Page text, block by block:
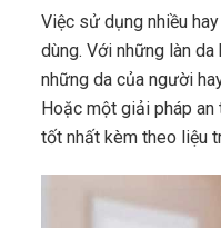
Việc sử dụng nhiều
dùng. Với những làn
những da của người
Hoặc một giải pháp
tốt nhất kèm theo liệu